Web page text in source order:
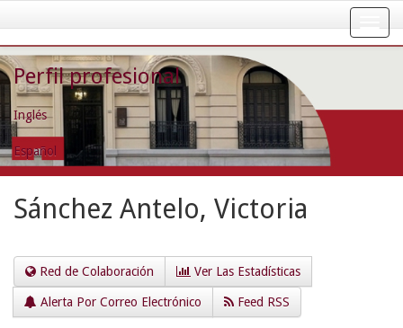
navigation
Perfil profesional
Inglés
Español
Sánchez Antelo, Victoria
Red de Colaboración Ver Las Estadísticas
Alerta Por Correo Electrónico Feed RSS